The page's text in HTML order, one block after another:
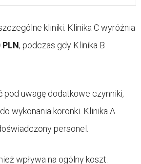
kliniki. Klinika C wyróżnia
PLN, podczas gdy Klinika B
uwagę dodatkowe czynniki,
wykonania koronki. Klinika A
personel.
wpływa na ogólny koszt.